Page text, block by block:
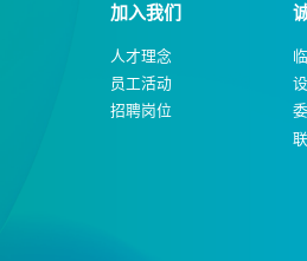
加入我们
人才理念
员工活动
招聘岗位